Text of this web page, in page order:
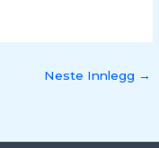
Neste Innlegg →